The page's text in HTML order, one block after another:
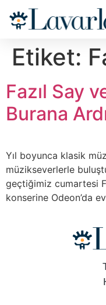
Etiket:
Fazıl Say
Burana
Yıl boyunca klasik
müzikseverlerle
geçtiğimiz cumartesi
konserine Odeon’da